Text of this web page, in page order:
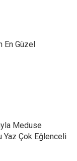
En Güzel
Meduse
Yaz Çok Eğlenceli